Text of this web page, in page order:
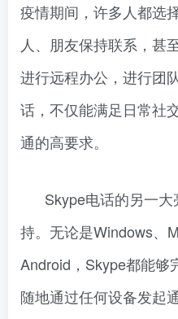
疫情期间，许多人都选
人、朋友保持联系，甚
进行远程办公，进行团
话，不仅能满足日常社
通的高要求。
Skype电话的另一
持。无论是Windows、
Android，Skype都能够
随地通过任何设备发起